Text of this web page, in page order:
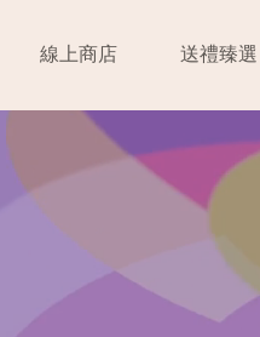
線上商店 送禮臻選